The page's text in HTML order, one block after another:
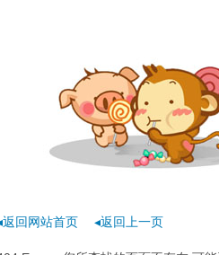
返回网站首页 ◂返回上一页